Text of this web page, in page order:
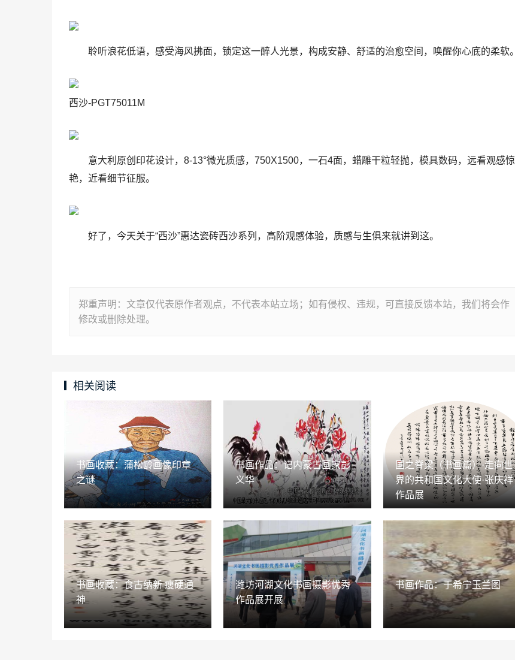
聆听浪花低语，感受海风拂面，锁定这一醉人光景，构成安静、舒适的治愈空间，唤醒你心底的柔软。
西沙-PGT75011M
意大利原创印花设计，8-13°微光质感，750X1500，一石4面，蜡雕干粒轻抛，模具数码，远看观感惊
艳，近看细节征服。
好了，今天关于“西沙”惠达瓷砖西沙系列，高阶观感体验，质感与生俱来就讲到这。
郑重声明：文章仅代表原作者观点，不代表本站立场；如有侵权、违规，可直接反馈本站，我们将会作
修改或删除处理。
相关阅读
书画收藏：蒲松龄画像印章
之谜
书画作品：记内蒙古画家彭
义华
国之脊梁（书画篇）·走向世
界的共和国文化大使·张庆祥
作品展
书画收藏：食古纳新 瘦硬通
神
潍坊河湖文化书画摄影优秀
作品展开展
书画作品：于希宁玉兰图